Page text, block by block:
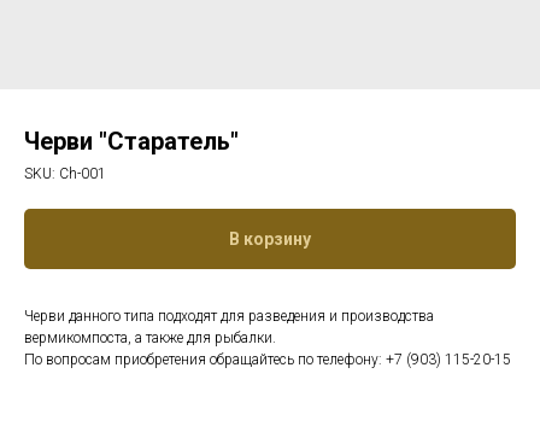
Черви "Старатель"
SKU: Ch-001
В корзину
Черви данного типа подходят для разведения и производства
вермикомпоста, а также для рыбалки.
По вопросам приобретения обращайтесь по телефону: +7 (903) 115-20-15